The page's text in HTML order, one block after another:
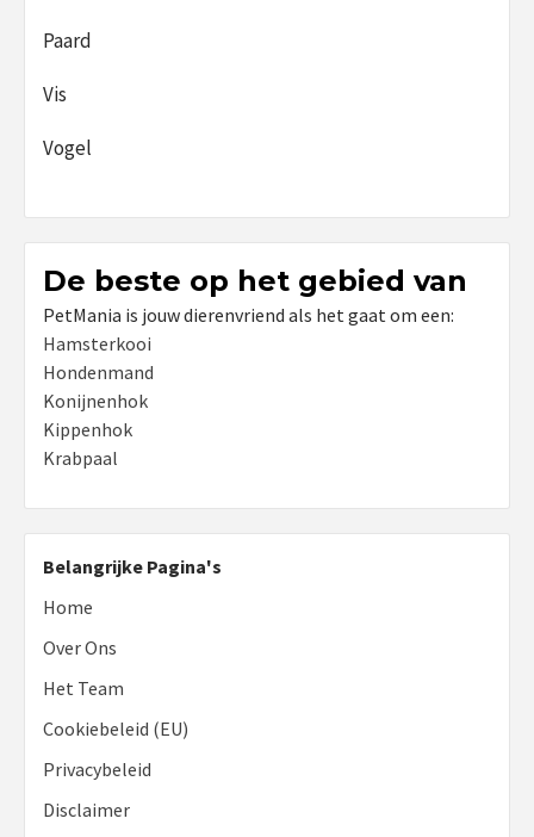
Paard
Vis
Vogel
De beste op het gebied van
PetMania is jouw dierenvriend als het gaat om een:
Hamsterkooi
Hondenmand
Konijnenhok
Kippenhok
Krabpaal
Belangrijke Pagina's
Home
Over Ons
Het Team
Cookiebeleid (EU)
Privacybeleid
Disclaimer